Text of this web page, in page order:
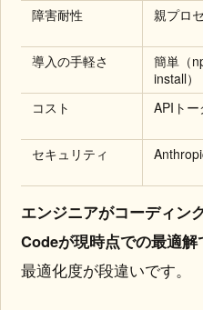
障害耐性
親プロ
導入の手軽さ
簡単（
install）
コスト
APIト
セキュリティ
エンジニアがコーディン
Codeが現時点での最適解
最適化度が段違いです。